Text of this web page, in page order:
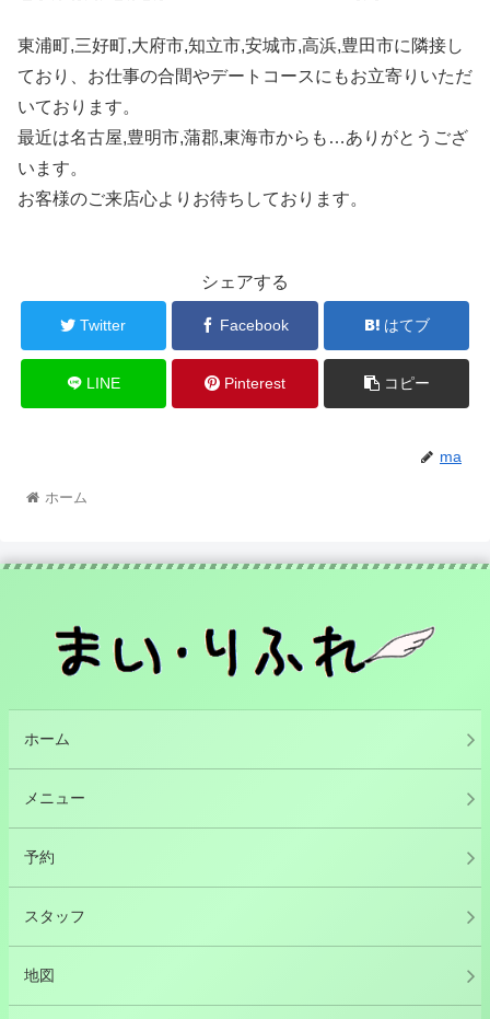
東浦町,三好町,大府市,知立市,安城市,高浜,豊田市に隣接し
ており、お仕事の合間やデートコースにもお立寄りいただ
いております。
最近は名古屋,豊明市,蒲郡,東海市からも…ありがとうござ
います。
お客様のご来店心よりお待ちしております。
シェアする
Twitter Facebook はてブ
LINE Pinterest コピー
ma
ホーム
ホーム
メニュー
予約
スタッフ
地図